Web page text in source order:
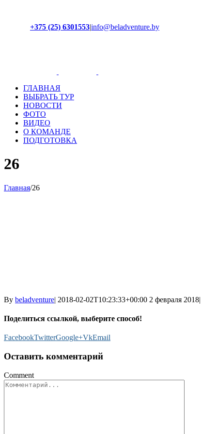
+375 (25) 6301553|info@beladventure.by
ГЛАВНАЯ
ВЫБРАТЬ ТУР
НОВОСТИ
ФОТО
ВИДЕО
О КОМАНДЕ
ПОДГОТОВКА
26
Главная/26
By beladventure| 2018-02-02T10:23:33+00:00 2 февраля 2018|
Поделиться ссылкой, выберите способ!
FacebookTwitterGoogle+VkEmail
Оставить комментарий
Comment